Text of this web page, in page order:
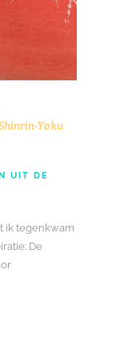
Yoku
UIT DE
ik tegenkwam
De